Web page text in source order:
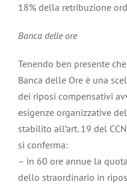
18% della retribuzione
Banca delle ore
Tenendo ben presente
Banca delle Ore è una
dei riposi compensativi
esigenze organizzative
stabilito all’art. 19 del
si conferma:
– in 60 ore annue la
dello straordinario in